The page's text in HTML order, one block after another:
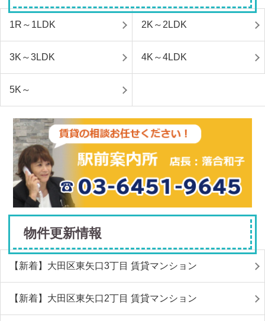
1R～1LDK 2K～2LDK
3K～3LDK 4K～4LDK
5K～
物件更新情報
【新着】大田区東矢口3丁目 賃貸マンション
【新着】大田区東矢口2丁目 賃貸マンション